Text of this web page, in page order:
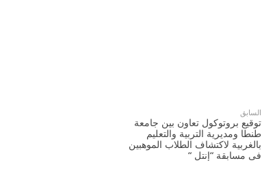
السابق
توقيع بروتوكول تعاون بين جامعة
طنطا ومديرية التربية والتعليم
بالغربية لاكتشاف الطلاب الموهبين
فى مسابقة “إنتل “